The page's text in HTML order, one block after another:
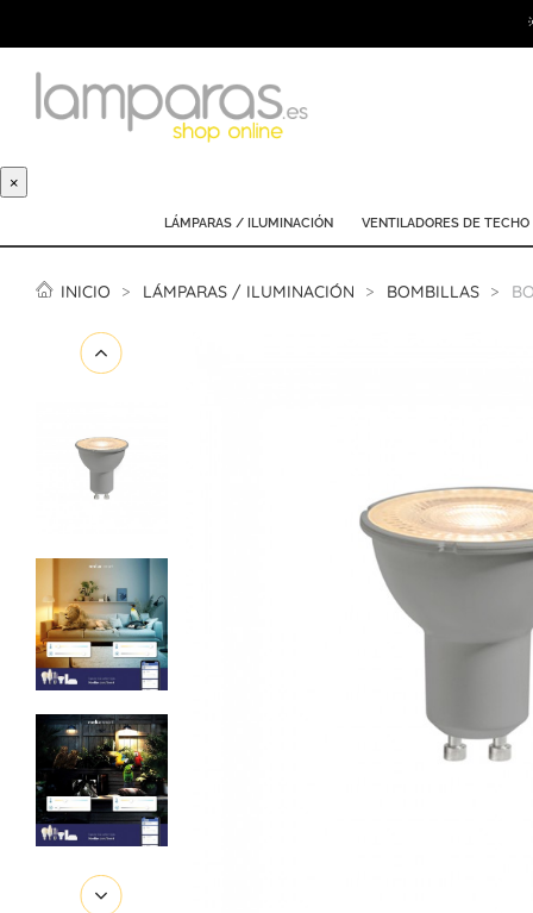
×
LÁMPARAS / ILUMINACIÓN VENTILADORES DE TECHO
INICIO LÁMPARAS / ILUMINACIÓN BOMBILLAS